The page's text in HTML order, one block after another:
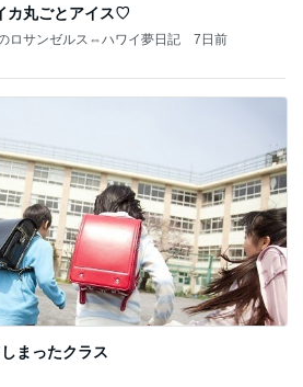
カ丸ごとアイス♡
ロサンゼルス⇔ハワイ夢日記 7日前
まったクラス